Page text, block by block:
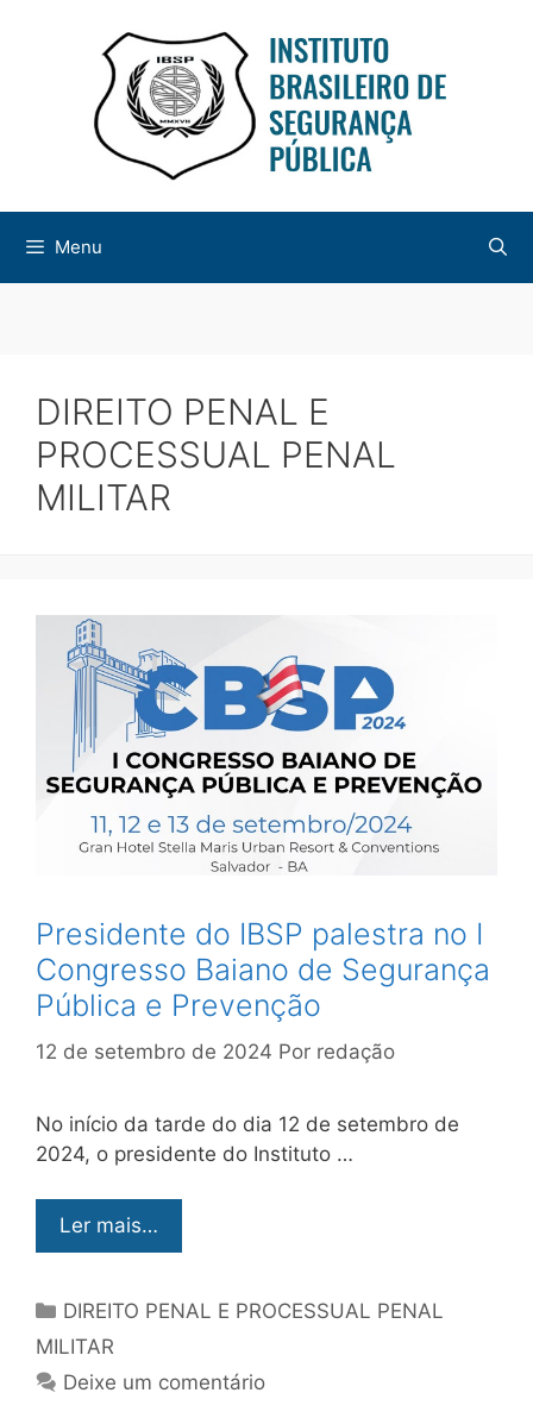
Menu
DIREITO PENAL E
PROCESSUAL PENAL
MILITAR
Presidente do IBSP palestra no I
Congresso Baiano de Segurança
Pública e Prevenção
12 de setembro de 2024 Por redação
No início da tarde do dia 12 de setembro de
2024, o presidente do Instituto …
Ler mais…
DIREITO PENAL E PROCESSUAL PENAL
MILITAR
Deixe um comentário